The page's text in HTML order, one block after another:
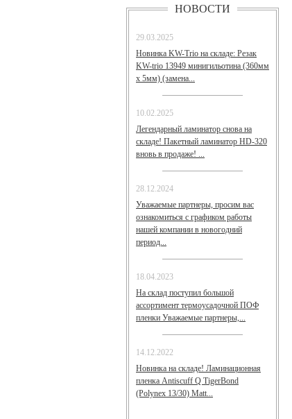
НОВОСТИ
29.03.2025
Новинка KW-Trio на складе: Резак
KW-trio 13949 минигильотина (360мм
х 5мм) (замена...
10.02.2025
Легендарный ламинатор снова на
складе! Пакетный ламинатор HD-320
вновь в продаже! ...
28.12.2024
Уважаемые партнеры, просим вас
ознакомиться с графиком работы
нашей компании в новогодний
период...
18.04.2023
На склад поступил большой
ассортимент термоусадочной ПОФ
пленки Уважаемые партнеры,...
14.12.2022
Новинка на складе! Ламинационная
пленка Antiscuff Q TigerBond
(Polynex 13/30) Matt...